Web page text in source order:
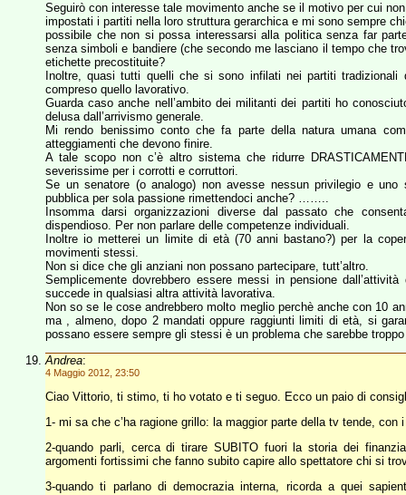
Seguirò con interesse tale movimento anche se il motivo per cui
impostati i partiti nella loro struttura gerarchica e mi sono sempre
possibile che non si possa interessarsi alla politica senza far
senza simboli e bandiere (che secondo me lasciano il tempo che
etichette precostituite?
Inoltre, quasi tutti quelli che si sono infilati nei partiti
compreso quello lavorativo.
Guarda caso anche nell’ambito dei militanti dei partiti ho
delusa dall’arrivismo generale.
Mi rendo benissimo conto che fa parte della natura umana
atteggiamenti che devono finire.
A tale scopo non c’è altro sistema che ridurre
severissime per i corrotti e corruttori.
Se un senatore (o analogo) non avesse nessun privilegio e
pubblica per sola passione rimettendoci anche? ……..
Insomma darsi organizzazioni diverse dal passato che
dispendioso. Per non parlare delle competenze individuali.
Inoltre io metterei un limite di età (70 anni bastano?) per la
movimenti stessi.
Non si dice che gli anziani non possano partecipare, tutt’altro.
Semplicemente dovrebbero essere messi in pensione
succede in qualsiasi altra attività lavorativa.
Non so se le cose andrebbero molto meglio perchè anche con 10
ma , almeno, dopo 2 mandati oppure raggiunti limiti di età, si
possano essere sempre gli stessi è un problema che sarebbe
Andrea:
4 Maggio 2012, 23:50
Ciao Vittorio, ti stimo, ti ho votato e ti seguo. Ecco un paio di
1- mi sa che c’ha ragione grillo: la maggior parte della tv tende,
2-quando parli, cerca di tirare SUBITO fuori la storia dei
argomenti fortissimi che fanno subito capire allo spettatore chi si
3-quando ti parlano di democrazia interna, ricorda a quei